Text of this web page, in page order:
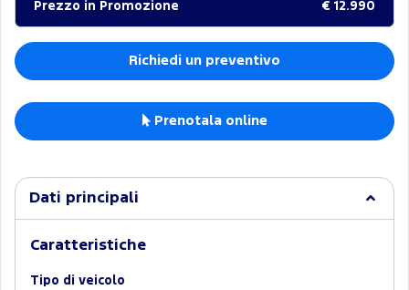
Prezzo in Promozione € 12.990
Richiedi un preventivo
Prenotala online
Dati principali
Caratteristiche
Tipo di veicolo